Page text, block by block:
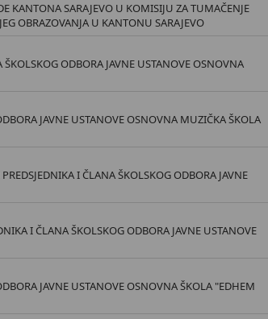
KANTONA SARAJEVO U KOMISIJU ZA TUMAČENJE
OBRAZOVANJA U KANTONU SARAJEVO
ŠKOLSKOG ODBORA JAVNE USTANOVE OSNOVNA
JAVNE USTANOVE OSNOVNA MUZIČKA ŠKOLA
I ČLANA ŠKOLSKOG ODBORA JAVNE
I ČLANA ŠKOLSKOG ODBORA JAVNE USTANOVE
JAVNE USTANOVE OSNOVNA ŠKOLA "EDHEM